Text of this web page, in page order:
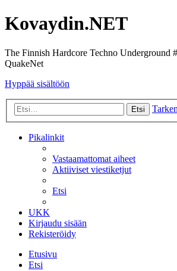
Kovaydin.NET
The Finnish Hardcore Techno Underground
QuakeNet
Hyppää sisältöön
Etsi
Pikalinkit
Vastaamattomat aiheet
Aktiiviset viestiketjut
Etsi
UKK
Kirjaudu sisään
Rekisteröidy
Etusivu
Etsi